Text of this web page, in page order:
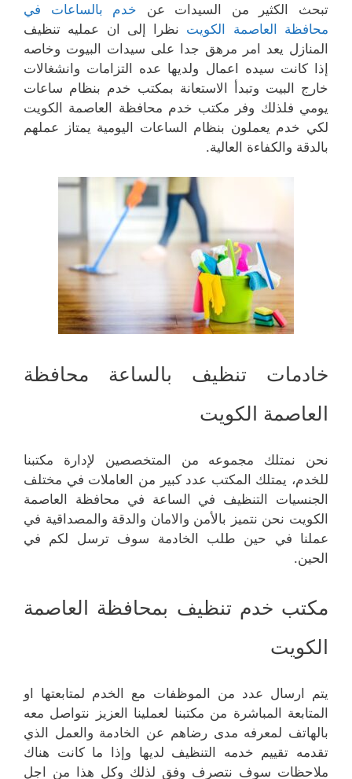
تبحث الكثير من السيدات عن خدم بالساعات في
محافظة العاصمة الكويت نظرا إلى ان عمليه تنظيف
المنازل يعد امر مرهق جدا على سيدات البيوت وخاصه
إذا كانت سيده اعمال ولديها عده التزامات وانشغالات
خارج البيت وتبدأ الاستعانة بمكتب خدم بنظام ساعات
يومي فلذلك وفر مكتب خدم محافظة العاصمة الكويت
لكي خدم يعملون بنظام الساعات اليومية يمتاز عملهم
بالدقة والكفاءة العالية.
خادمات تنظيف بالساعة محافظة
العاصمة الكويت
نحن نمتلك مجموعه من المتخصصين لإدارة مكتبنا
للخدم، يمتلك المكتب عدد كبير من العاملات في مختلف
الجنسيات التنظيف في الساعة في محافظة العاصمة
الكويت نحن نتميز بالأمن والامان والدقة والمصداقية في
عملنا في حين طلب الخادمة سوف ترسل لكم في
الحين.
مكتب خدم تنظيف بمحافظة العاصمة
الكويت
يتم ارسال عدد من الموظفات مع الخدم لمتابعتها او
المتابعة المباشرة من مكتبنا لعملينا العزيز نتواصل معه
بالهاتف لمعرفه مدى رضاهم عن الخادمة والعمل الذي
تقدمه تقييم خدمه التنظيف لديها وإذا ما كانت هناك
ملاحظات سوف نتصرف وفق لذلك وكل هذا من اجل